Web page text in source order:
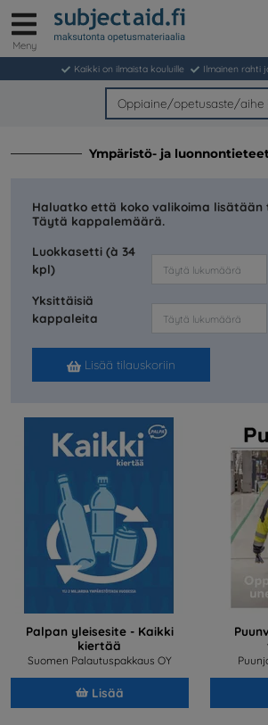
Meny
Kaikki on ilmaista kouluille Ilmainen rahti
Oppiaine/opetusaste/aihe
Ympäristö- ja
Haluatko että koko valikoima lisätään
Täytä kappalemäärä.
Luokkasetti (à 34
kpl)
Yksittäisiä
kappaleita
Lisää tilauskoriin
Palpan yleisesite - Kaikki
kiertää
Suomen Palautuspakkaus OY
Lisää